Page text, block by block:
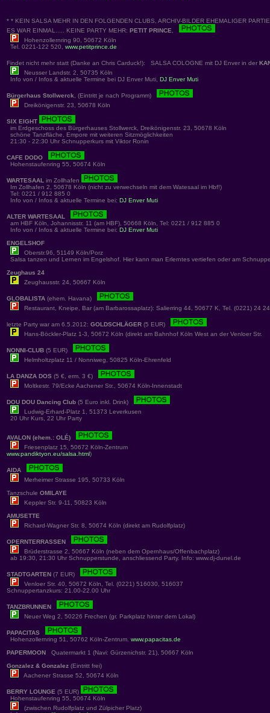
* * KEIN SALSA MEHR IN DEN FOLGENDEN CLUBS, ARCHIV-BILDER EHEMALIGER
ES WAR EINMAL..... KEINE PARTY MEHR: PETIT PRINCE,
Hohenzollernring 90, 50672 Köln
Tel. 0221-122 520, www.petitprince.de
Findet nicht mehr statt (Danke an Chris Carduck!): SALSA COLOGNE mit DJ Enver in der
Neusser Landstr. 2, 50735 Köln
Info von / Infos & aktuelle Termine bei DJ Enver Muti, DJ Enver Muti
Bürgerhaus Stollwerck, (Eintritt je nach Programm)
Dreikönigenstr. 23, 50678 Köln
SIX EIGHT
im Erdgeschoss des Bürgerhauses Stollwerck, Dreikönigenstr. 23, 50678 Köln
schöne Tanzfläche, Empore mit weiteren Sitzmöglichkeiten
21:30 - 22:30 Uhr Schnupperkurs mit Viktor Ronin
CAFE DODO
Hohenstaufenring 55, 50674 Köln
WARTESAAL im Zollhafen
Im Zollhafen 2, 50678 Köln (nicht zu verwechseln mit dem Watesaal im Hbf!)
Tel: 0221 / 912 885 0
Info von / Infos & aktuelle Termine bei: DJ Enver Muti
ALTER WARTESAAL
am HBF Köln, Johannisstr. 11 (am HBF), 50668 Köln, Tel: 0221 / 912 885 0
Info von / Infos & aktuelle Termine bei: DJ Enver Muti
ENGELSHOF
Oberstr.96, 51149 Köln/Porz
Salsa tanzen und Lernen im Engelshof. Hier kann man Erlerntes vertiefen oder am
Zeughaus 24
Zeughausstr. 24, 50667 Köln
GLOBALISTA (ehem. Havana)
Restaurant, Kneipe, Bar (am Barbarossaplatz): Salierring 44, 50677 K, Tel. (0221) 24
letzte Party war am 6.5.2012: GOLDSCHLÄGER (5 EUR)
Hans-Böckler-Platz 1-3, 50672 Köln (direkt am Bahnhof Köln West an der Venloer Str.
NONNI-CLUB (5 EUR)
Helmholtzplatz 11 / Nonniweg, 50825 Köln-Ehrenfeld
LA DANZA DOS (5 €, erm. 3 €)
Moltkestr. 79/Ecke Aachener Str., 50674 Köln-Innenstadt
DOU DOU Dancing Club (5 Euro inkl. Drink)
Ludwig-Erhard-Platz 1, 51373 Leverkusen
20 Uhr Kurs, 22 Uhr Party
AVALON (ehem.: OLÉ)
Friesenplatz 15, 50672 Köln-Zentrum
www.pandiktyon.eu/salsa.html)
AIDA
Merheimer Strasse 195, 50733 Köln
Tanzschule OMILAYE
Keppler Str. 9-11, 50823 Köln
AMUSETTE
Richard-Wagner Str. 8, 50674 Köln (direkt am Rudolfplatz)
OPERNTERRASSEN
Brüderstrasse 2, 50667 Köln (neben dem Opernhaus/Offenbachplatz)
ab 19:30, 21:30 Uhr Schnupperstunde, anschliessend Party. Info: www.dj-dunel.de
STADTGARTEN (7 EUR)
Venloer Str. 40, 50672 Köln, Tel. (0221) 516030, 516037
Schnuppertanzkurs: 21.00-22.00 Uhr
TANZBRUNNEN
Neuer Weg 2, 50226 Frechen (gr. Parkplatz hinter dem Lokal)
PAPACITAS
Hohenzollernring 51, 50762 Köln-Zentrum. www.papacitas.de
PAPERMOON Quatermarkt 1 (Navi: Gürzenichstr. 21), 50667 Köln
Gonzalez & Gonzalez (Eintritt frei)
Aachener Strasse 52, 50674 Köln
BERRY LOUNGE (5 EUR)
Hohenstaufenring 55, 50674 Köln
(zwischen Rudolfplatz und Zülpicher Platz)